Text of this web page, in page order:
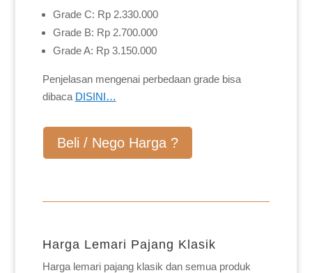
Grade C: Rp 2.330.000
Grade B: Rp 2.700.000
Grade A: Rp 3.150.000
Penjelasan mengenai perbedaan grade bisa
dibaca DISINI…
Beli / Nego Harga ?
Harga Lemari Pajang Klasik
Harga lemari pajang klasik dan semua produk